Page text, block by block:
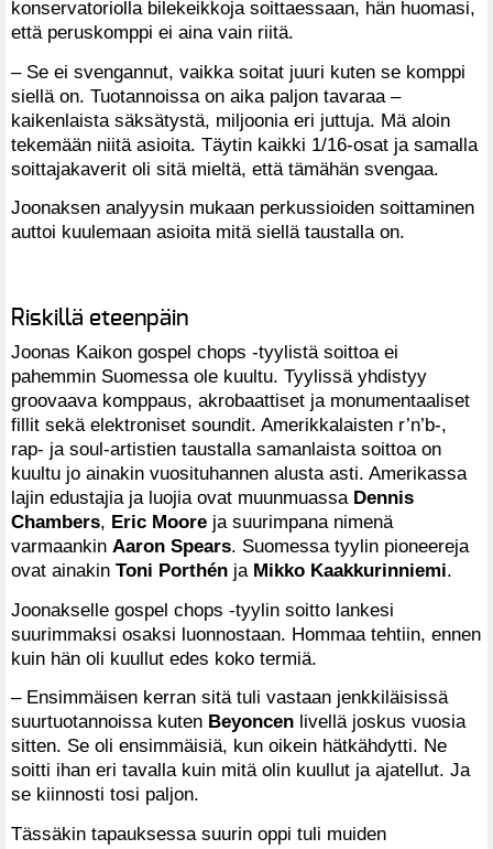
konservatoriolla bilekeikkoja soittaessaan, hän huomasi,
että peruskomppi ei aina vain riitä.
– Se ei svengannut, vaikka soitat juuri kuten se komppi
siellä on. Tuotannoissa on aika paljon tavaraa –
kaikenlaista säksätystä, miljoonia eri juttuja. Mä aloin
tekemään niitä asioita. Täytin kaikki 1/16-osat ja samalla
soittajakaverit oli sitä mieltä, että tämähän svengaa.
Joonaksen analyysin mukaan perkussioiden soittaminen
auttoi kuulemaan asioita mitä siellä taustalla on.
Riskillä eteenpäin
Joonas Kaikon gospel chops -tyylistä soittoa ei
pahemmin Suomessa ole kuultu. Tyylissä yhdistyy
groovaava komppaus, akrobaattiset ja monumentaaliset
fillit sekä elektroniset soundit. Amerikkalaisten r’n’b-,
rap- ja soul-artistien taustalla samanlaista soittoa on
kuultu jo ainakin vuosituhannen alusta asti. Amerikassa
lajin edustajia ja luojia ovat muunmuassa Dennis
Chambers, Eric Moore ja suurimpana nimenä
varmaankin Aaron Spears. Suomessa tyylin pioneereja
ovat ainakin Toni Porthén ja Mikko Kaakkurinniemi.
Joonakselle gospel chops -tyylin soitto lankesi
suurimmaksi osaksi luonnostaan. Hommaa tehtiin, ennen
kuin hän oli kuullut edes koko termiä.
– Ensimmäisen kerran sitä tuli vastaan jenkkiläisissä
suurtuotannoissa kuten Beyoncen livellä joskus vuosia
sitten. Se oli ensimmäisiä, kun oikein hätkähdytti. Ne
soitti ihan eri tavalla kuin mitä olin kuullut ja ajatellut. Ja
se kiinnosti tosi paljon.
Tässäkin tapauksessa suurin oppi tuli muiden